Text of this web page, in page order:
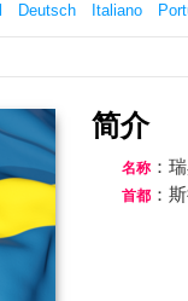
Deutsch Italiano
简介
名称 ：
首都 ：